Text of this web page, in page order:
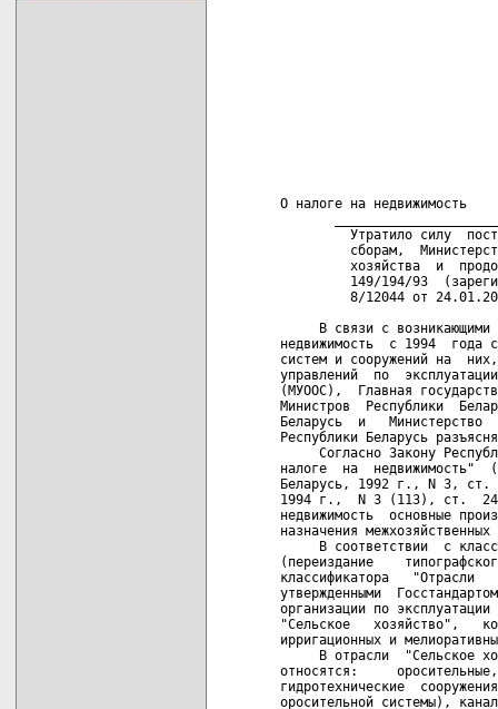
О налоге на недвижимость
Утратило силу
сборам,
хозяйства  и
149/194/93
8/12044 от
В связи с возникающими
недвижимость  с 1994  года
систем и сооружений на
управлений  по
(МУООС),  Главная
Министров  Республики
Беларусь  и   Министерство
Республики Беларусь
Согласно Закону
налоге  на  недвижимость"
Беларусь, 1992 г., N 3,
1994 г.,  N 3 (113), ст.  24)
недвижимость  основные
назначения
В соответствии  с
(переиздание
классификатора   "Отрасли
утвержденными
организации по
"Сельское   хозяйство",
ирригационных и
В отрасли  "Сельское
относятся:
гидротехнические
оросительной системы),